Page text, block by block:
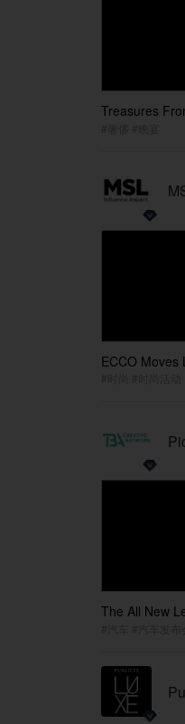
Treasures
Collection
ECCO Moves
The All New